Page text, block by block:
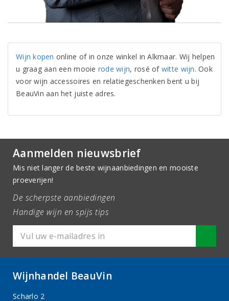
Wijn kopen online of in onze winkel in Alkmaar. Wij helpen
u graag aan een mooie rode wijn, rosé of witte wijn. Ook
voor wijn accessoires en relatiegeschenken bent u bij
BeauVin aan het juiste adres.
Aanmelden nieuwsbrief
Mis niet langer de beste wijnaanbiedingen en mooiste
proeverijen!
De scherpste aanbiedingen
Handige wijn en spijs tips
Wijnhandel BeauVin
Scharlo 2